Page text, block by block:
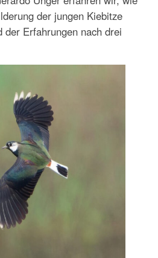
der jungen Kiebitze
der Erfahrungen nach drei